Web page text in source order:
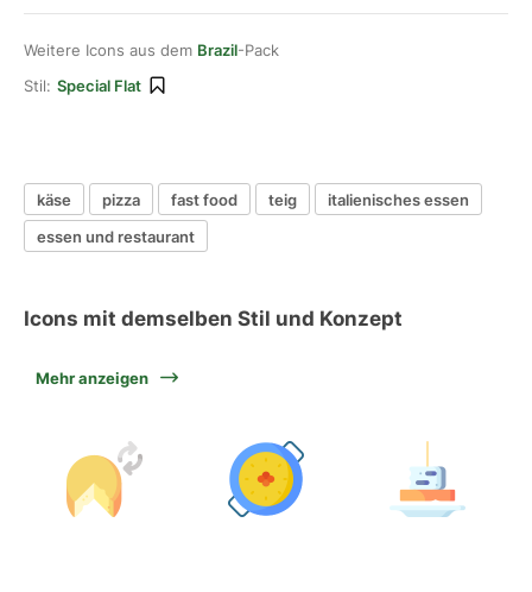
Weitere Icons aus dem Brazil-Pack
Stil: Special Flat
käse pizza fast food teig
italienisches essen
essen und restaurant
Icons mit demselben Stil und Konzept
Mehr anzeigen